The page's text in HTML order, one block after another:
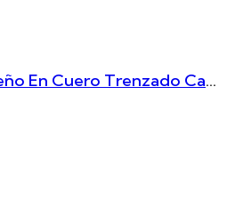
Bolso Capazo De Diseño En Cuero Trenzado Camel GRANDE